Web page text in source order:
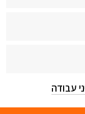
עבודה